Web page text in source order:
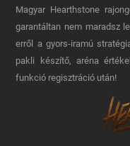
Magyar Hearthstone​
garantáltan nem maradsz
erről a gyors-iramú
pakli készítő, aréna
funkció regisztráció után!